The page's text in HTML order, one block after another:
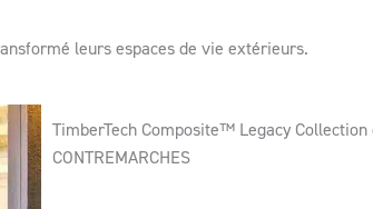
leurs espaces de vie extérieurs.
TimberTech Composite™ Legacy Collection
CONTREMARCHES